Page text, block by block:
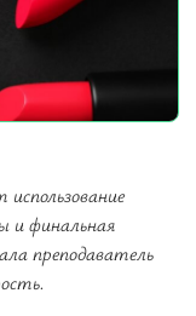
и финальная
преподаватель